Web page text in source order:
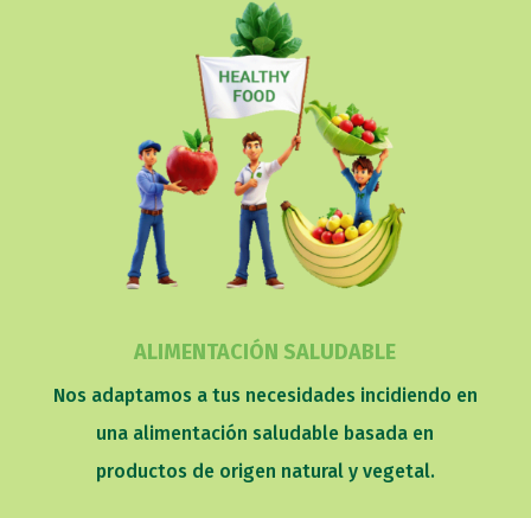
ALIMENTACIÓN SALUDABLE
Nos adaptamos a tus necesidades incidiendo en
una alimentación saludable basada en
productos de origen natural y vegetal.